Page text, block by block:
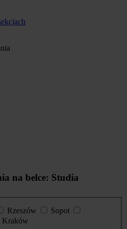
na belce: Studia
Rzeszów
Sopot
Kraków